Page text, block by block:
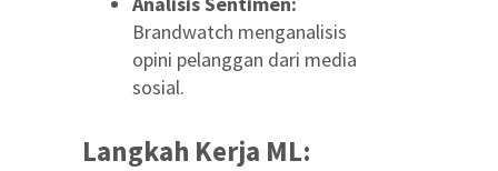
Brandwatch menganalisis
opini pelanggan dari media
sosial.
Langkah Kerja ML: